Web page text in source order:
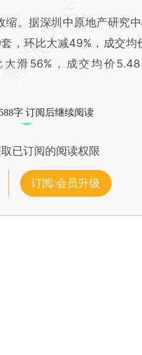
。据深圳中原地产研究中
，环比大减49%，成交均
大滑56%，成交均价
字 订阅后继续阅读
已订阅的阅读权限
订阅/会员升级